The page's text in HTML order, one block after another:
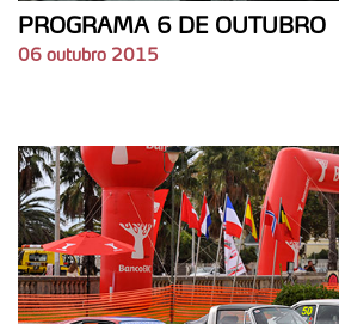
PROGRAMA 6 DE OUTUBRO
06 outubro 2015